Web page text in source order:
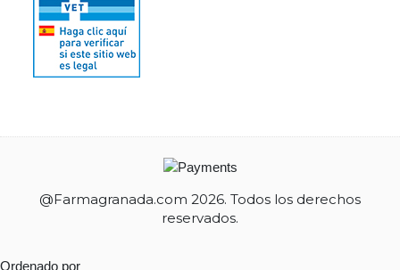
@Farmagranada.com 2026. Todos los derechos
reservados.
Ordenado por